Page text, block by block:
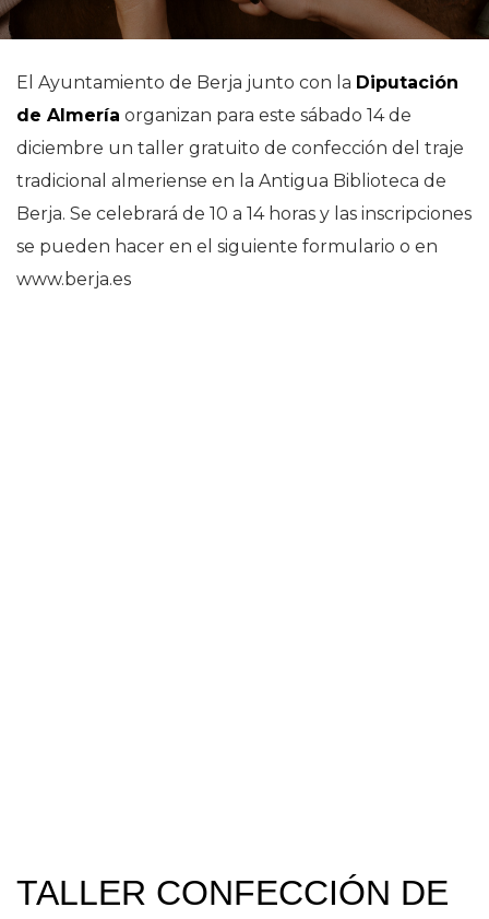
El Ayuntamiento de Berja junto con la Diputación
de Almería organizan para este sábado 14 de
diciembre un taller gratuito de confección del traje
tradicional almeriense en la Antigua Biblioteca de
Berja. Se celebrará de 10 a 14 horas y las inscripciones
se pueden hacer en el siguiente formulario o en
www.berja.es